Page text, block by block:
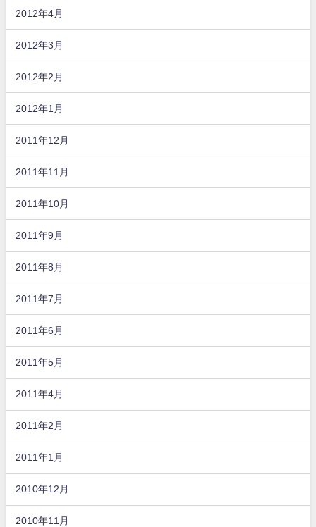
2012年4月
2012年3月
2012年2月
2012年1月
2011年12月
2011年11月
2011年10月
2011年9月
2011年8月
2011年7月
2011年6月
2011年5月
2011年4月
2011年2月
2011年1月
2010年12月
2010年11月